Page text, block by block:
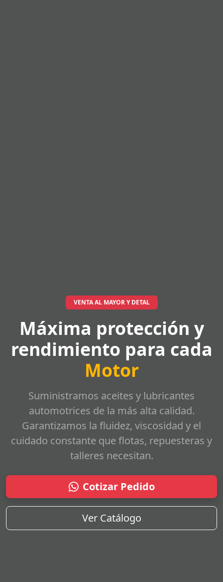
VENTA AL MAYOR Y DETAL
Máxima protección y
rendimiento para cada
Motor
Suministramos aceites y lubricantes
automotrices de la más alta calidad.
Garantizamos la fluidez, viscosidad y el
cuidado constante que flotas, repuesteras y
talleres necesitan.
Cotizar Pedido
Ver Catálogo